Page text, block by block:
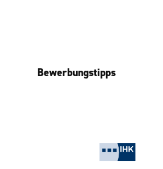
Bewerbungstipps